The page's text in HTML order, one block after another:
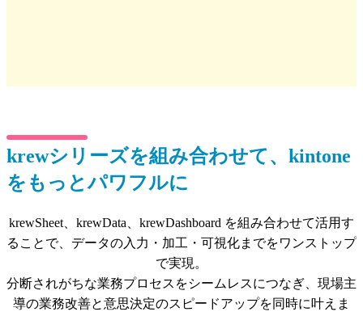
krewシリーズを組み合わせて、kintone
をもっとパワフルに
krewSheet、krewData、krewDashboard を組み合わせて活用す
ることで、データの入力・加工・可視化までをワンストップ
で実現。
分断されがちな業務プロセスをシームレスにつなぎ、現場主
導の業務改善と意思決定のスピードアップを同時に叶えま